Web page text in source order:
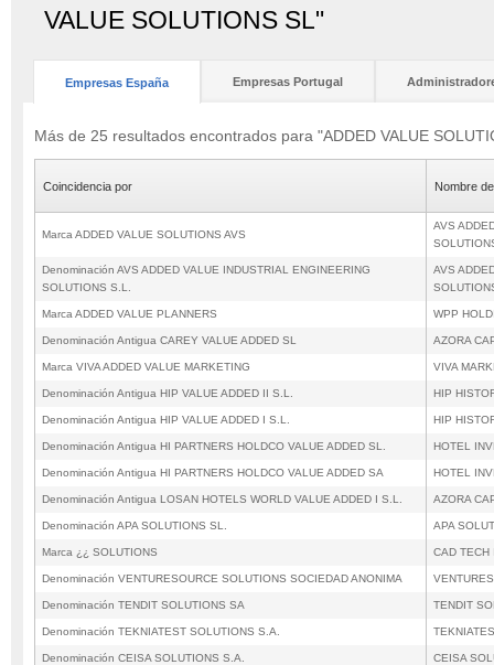
VALUE SOLUTIONS SL"
Empresas España Empresas Portugal
Más de 25 resultados encontrados para "ADDED VALUE
Coincidencia por Nombre
Marca ADDED VALUE SOLUTIONS AVS
AVS
Denominación AVS ADDED VALUE INDUSTRIAL ENGINEERING
SOLUTIONS S.L.
AVS
Marca ADDED VALUE PLANNERS WPP
Denominación Antigua CAREY VALUE ADDED SL AZORA
Marca VIVA ADDED VALUE MARKETING VIVA
Denominación Antigua HIP VALUE ADDED II S.L. HIP
Denominación Antigua HIP VALUE ADDED I S.L. HIP
Denominación Antigua HI PARTNERS HOLDCO VALUE ADDED SL. HOTEL
Denominación Antigua HI PARTNERS HOLDCO VALUE ADDED SA HOTEL
Denominación Antigua LOSAN HOTELS WORLD VALUE ADDED I S.L. AZORA
Denominación APA SOLUTIONS SL. APA
Marca ¿¿ SOLUTIONS CAD TECH
Denominación VENTURESOURCE SOLUTIONS SOCIEDAD ANONIMA
Denominación TENDIT SOLUTIONS SA TENDIT
Denominación TEKNIATEST SOLUTIONS S.A.
Denominación CEISA SOLUTIONS S.A. CEISA